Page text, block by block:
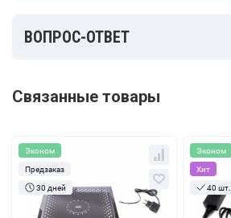
ВОПРОС-ОТВЕТ
Связанные товары
Эконом
Предзаказ
30 дней
Эконом
Хит
40 шт.